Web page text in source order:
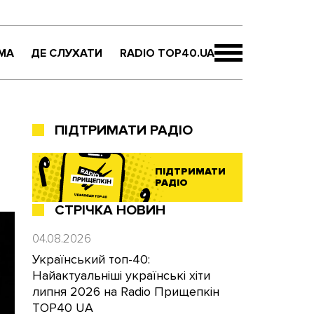
ДЕ СЛУХАТИ RADIO TOP40.UA
ПІДТРИМАТИ РАДІО
ПІДТРИМАТИ
РАДІО
СТРІЧКА НОВИН
04.08.2026
Український топ-40:
Найактуальніші українські хіти
липня 2026 на Radio Прищепкін
TOP40 UA